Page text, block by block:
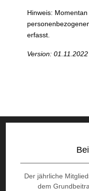
Hinweis:
erfasst.
Version: 01.11.2022
Der jährliche
dem